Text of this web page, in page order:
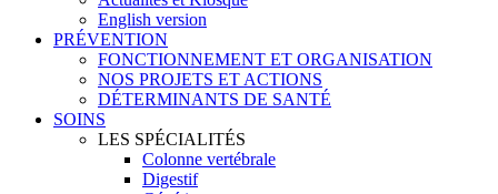
English version
PRÉVENTION
FONCTIONNEMENT ET ORGANISATION
NOS PROJETS ET ACTIONS
DÉTERMINANTS DE SANTÉ
SOINS
LES SPÉCIALITÉS
Colonne vertébrale
Digestif